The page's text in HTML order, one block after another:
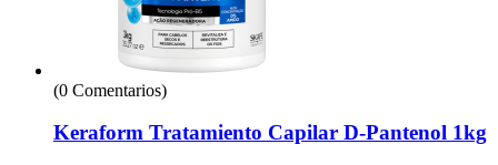
(0 Comentarios)
Keraform Tratamiento Capilar D-Pantenol 1kg